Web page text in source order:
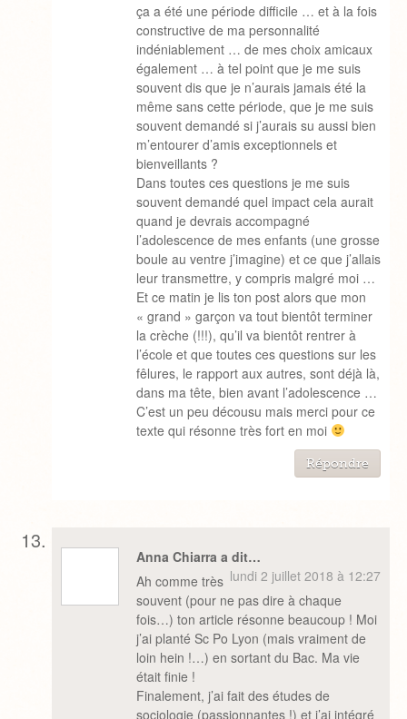
ça a été une période difficile … et à la fois
constructive de ma personnalité
indéniablement … de mes choix amicaux
également … à tel point que je me suis
souvent dis que je n’aurais jamais été la
même sans cette période, que je me suis
souvent demandé si j’aurais su aussi bien
m’entourer d’amis exceptionnels et
bienveillants ?
Dans toutes ces questions je me suis
souvent demandé quel impact cela aurait
quand je devrais accompagné
l’adolescence de mes enfants (une grosse
boule au ventre j’imagine) et ce que j’allais
leur transmettre, y compris malgré moi …
Et ce matin je lis ton post alors que mon
« grand » garçon va tout bientôt terminer
la crèche (!!!), qu’il va bientôt rentrer à
l’école et que toutes ces questions sur les
fêlures, le rapport aux autres, sont déjà là,
dans ma tête, bien avant l’adolescence …
C’est un peu décousu mais merci pour ce
texte qui résonne très fort en moi
Répondre
Anna Chiarra a dit…
lundi 2 juillet 2018 à 12:27
Ah comme très
souvent (pour ne pas dire à chaque
fois…) ton article résonne beaucoup ! Moi
j’ai planté Sc Po Lyon (mais vraiment de
loin hein !…) en sortant du Bac. Ma vie
était finie !
Finalement, j’ai fait des études de
sociologie (passionnantes !) et j’ai intégré